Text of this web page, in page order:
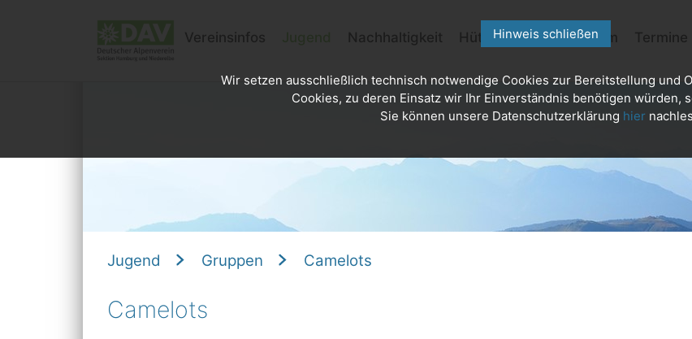
Vereinsinfos Nachhaltigkeit Hütten Kletterzentrum Termine
Jugend Gruppen Camelots
Camelots
Hinweis schließen
Wir setzen ausschließlich technisch notwendige Cookies zur Bereitstellung und
Cookies, zu deren Einsatz wir Ihr Einverständnis benötigen würden,
Sie können unsere Datenschutzerklärung hier